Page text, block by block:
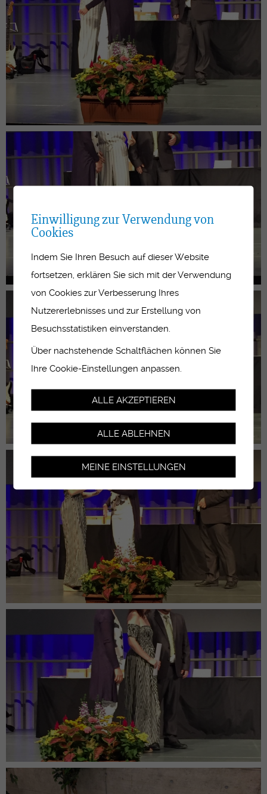
Einwilligung zur Verwendung von
Cookies
Indem Sie Ihren Besuch auf dieser Website
fortsetzen, erklären Sie sich mit der Verwendung
von Cookies zur Verbesserung Ihres
Nutzererlebnisses und zur Erstellung von
Besuchsstatistiken einverstanden.
Über nachstehende Schaltflächen können Sie
Ihre Cookie-Einstellungen anpassen.
ALLE AKZEPTIEREN
ALLE ABLEHNEN
MEINE EINSTELLUNGEN